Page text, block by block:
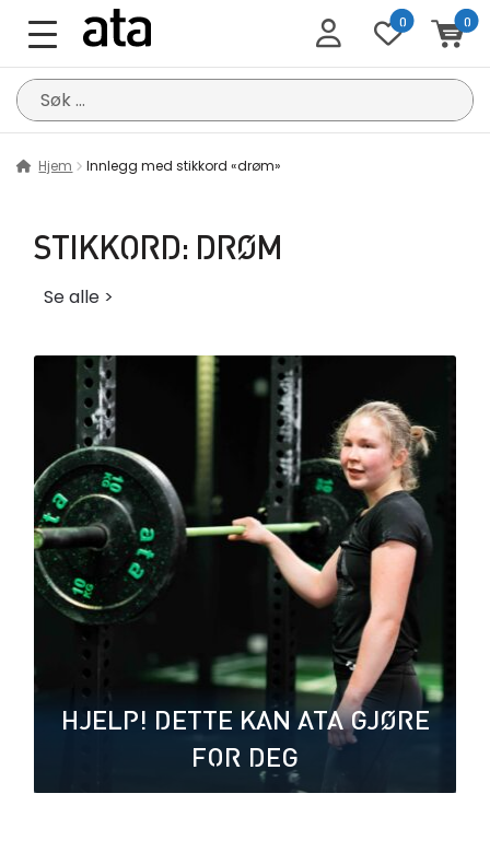
0 0
Søk
etter:
Hjem Innlegg med stikkord «drøm»
STIKKORD: DRØM
Se alle >
HJELP! DETTE KAN ATA GJØRE
FOR DEG